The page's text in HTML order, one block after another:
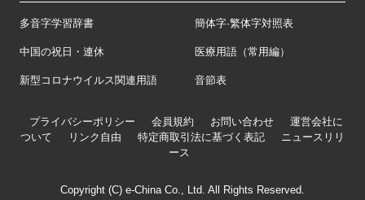
多音字学習辞書 簡体字·繁体字対照表
中国の祝日・連休 医療用語（常用編）
新型コロナウイルス関連用語 音節表
プライバシーポリシー 会員規約 お問い合わせ
運営会社に
ついて
リンク自由 特定商取引法に基づく表記
ニュースリリ
ース
Copyright (C) e-China Co., Ltd. All Rights Reserved.